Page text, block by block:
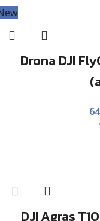
Drona DJI
DJI Agras